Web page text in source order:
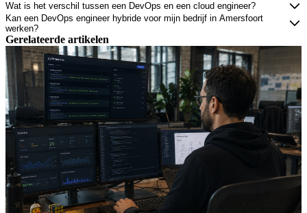
Wat is het verschil tussen een DevOps en een cloud engineer?
Kan een DevOps engineer hybride voor mijn bedrijf in Amersfoort
werken?
Gerelateerde artikelen